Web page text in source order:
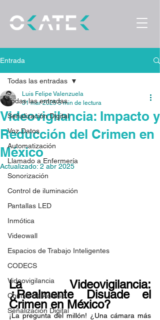
Entrada
Todas las entradas
Señalización Digital
Voz Datos
Automatización
Llamado a Enfermería
Sonorización
Control de iluminación
Pantallas LED
Inmótica
Videowall
Espacios de Trabajo Inteligentes
CODECS
Videovigilancia
Control de Acceso
Señalización Digital
Todas las entradas
Videovigilancia: Impacto y
Reducción del Crimen en
México
Luis Felipe Valenzuela
31 mar 2025 5 min de lectura
Actualizado: 2 abr 2025
La Videovigilancia:
¿Realmente Disuade el
Crimen en México?
¡La pregunta del millón! ¿Una cámara más